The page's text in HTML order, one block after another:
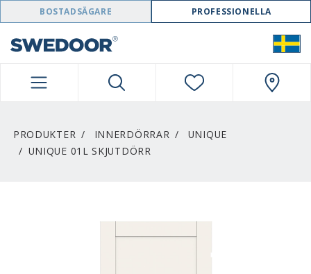
SWEDOOR NAVIGATION
BOSTADSÄGARE PROFESSIONELLA
PRODUKTER INNERDÖRRAR
UNIQUE
UNIQUE 01L SKJUTDÖRR